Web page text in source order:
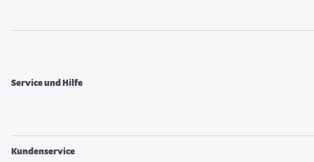
Service und Hilfe
Kundenservice